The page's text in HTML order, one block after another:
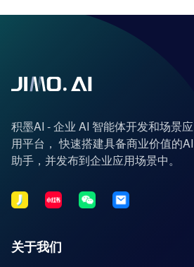
积墨AI - 企业 AI 智能体开发和场景应
用平台， 快速搭建具备商业价值的AI
助手，并发布到企业应用场景中。
关于我们